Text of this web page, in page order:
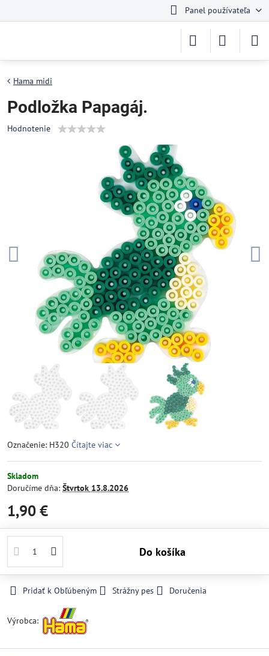
Panel používateľa
Hama midi
Podložka Papagáj.
Hodnotenie
Označenie: H320 Čítajte viac
Skladom
Doručíme dňa: Štvrtok 13.8.2026
1,90 €
Do košíka
Pridať k Obľúbeným Strážny pes Doručenia
Výrobca: